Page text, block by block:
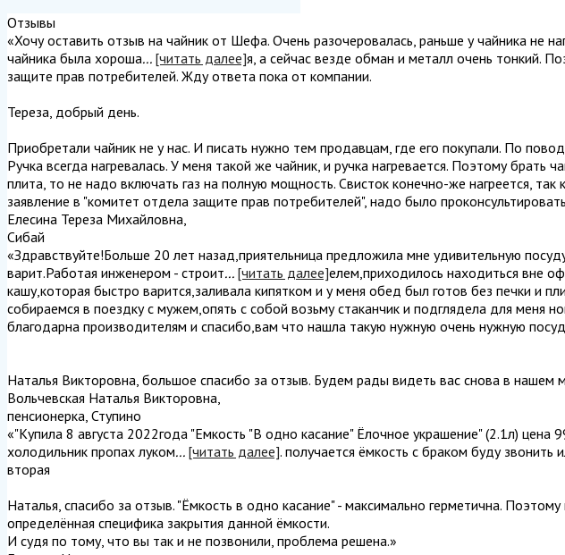
Отзывы
«Хочу оставить отзыв на чайник от Шефа. Очень разочеровалась, раньше у чайника не
чайника была хороша... [читать далее]я, а сейчас везде обман и металл очень тонкий.
защите прав потребителей. Жду ответа пока от компании.
Тереза, добрый день.
Приобретали чайник не у нас. И писать нужно тем продавцам, где его покупали. По
Ручка всегда нагревалась. У меня такой же чайник, и ручка нагревается. Поэтому брать
плита, то не надо включать газ на полную мощность. Свисток конечно-же нагреется,
заявление в "комитет отдела защите прав потребителей", надо было
Елесина Тереза Михайловна,
Сибай
«Здравствуйте!Больше 20 лет назад,приятельница предложила мне удивительную
варит.Работая инженером - строит... [читать далее]елем,приходилось находиться вне
кашу,которая быстро варится,заливала кипятком и у меня обед был готов без печки и
собираемся в поездку с мужем,опять с собой возьму стаканчик и подглядела для
благодарна производителям и спасибо,вам что нашла такую нужную очень нужную
Наталья Викторовна, большое спасибо за отзыв. Будем рады видеть вас снова в нашем
Вольчевская Наталья Викторовна,
пенсионерка, Ступино
«"Купила 8 августа 2022года "Емкость "В одно касание" Ёлочное украшение" (2.1л)
холодильник пропах луком... [читать далее]. получается ёмкость с браком буду звонить
вторая
Наталья, спасибо за отзыв. "Ёмкость в одно касание" - максимально герметична.
определённая специфика закрытия данной ёмкости.
И судя по тому, что вы так и не позвонили, проблема решена.»